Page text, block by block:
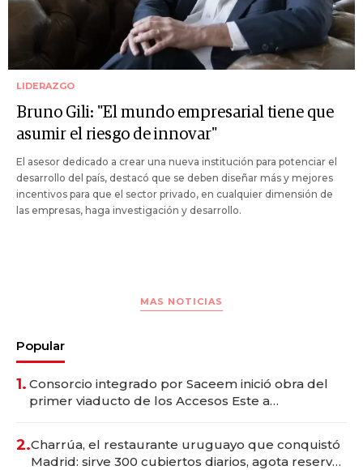
LIDERAZGO
Bruno Gili: "El mundo empresarial tiene que
asumir el riesgo de innovar"
El asesor dedicado a crear una nueva institución para potenciar el
desarrollo del país, destacó que se deben diseñar más y mejores
incentivos para que el sector privado, en cualquier dimensión de
las empresas, haga investigación y desarrollo.
MAS NOTICIAS
Popular
1. Consorcio integrado por Saceem inició obra del
primer viaducto de los Accesos Este a
2.Charrúa, el restaurante uruguayo que conquistó
Madrid: sirve 300 cubiertos diarios, agota reservas